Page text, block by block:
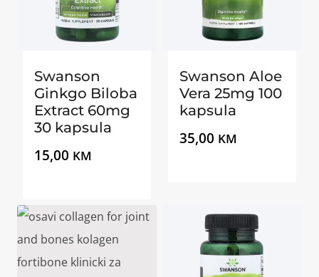
Swanson
Ginkgo Biloba
Extract 60mg
30 kapsula
15,00 KM
Swanson Aloe
Vera 25mg 100
kapsula
35,00 KM